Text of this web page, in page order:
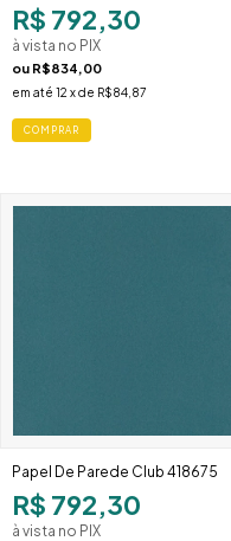
R$ 792,30
à vista no PIX
ou R$834,00
em até 12 x de R$84,87
Papel De Parede Club 418675
R$ 792,30
à vista no PIX